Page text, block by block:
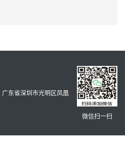
微信扫一扫
东省深圳市光明区凤凰